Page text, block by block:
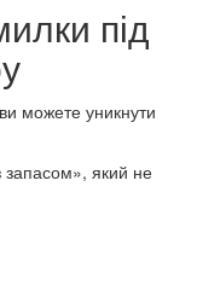
під
можете уникнути
запасом», який не